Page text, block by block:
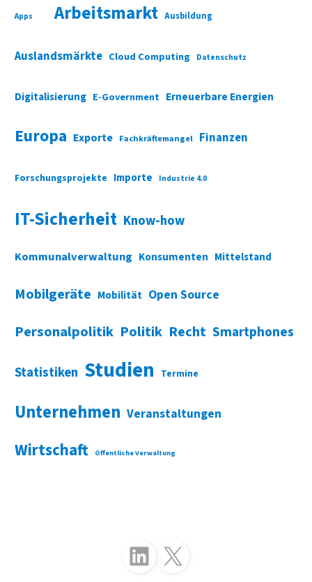
Apps Arbeitsmarkt Ausbildung
Auslandsmärkte Cloud Computing Datenschutz
Digitalisierung E-Government Erneuerbare Energien
Europa Exporte Fachkräftemangel Finanzen
Forschungsprojekte Importe Industrie 4.0
IT-Sicherheit Know-how
Kommunalverwaltung Konsumenten Mittelstand
Mobilgeräte Mobilität Open Source
Personalpolitik Politik Recht Smartphones
Statistiken Studien Termine
Unternehmen Veranstaltungen
Wirtschaft Öffentliche Verwaltung
Folgen Sie uns auf LinkedInFolgen Sie uns auf X (Twitter)